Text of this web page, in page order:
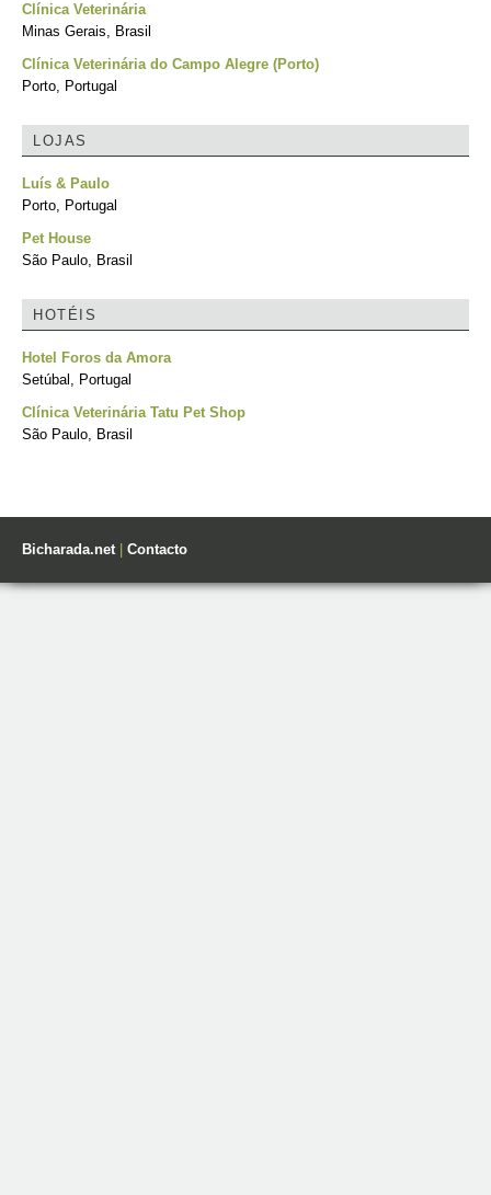
Clínica Veterinária
Minas Gerais, Brasil
Clínica Veterinária do Campo Alegre (Porto)
Porto, Portugal
LOJAS
Luís & Paulo
Porto, Portugal
Pet House
São Paulo, Brasil
HOTÉIS
Hotel Foros da Amora
Setúbal, Portugal
Clínica Veterinária Tatu Pet Shop
São Paulo, Brasil
Bicharada.net| Contacto